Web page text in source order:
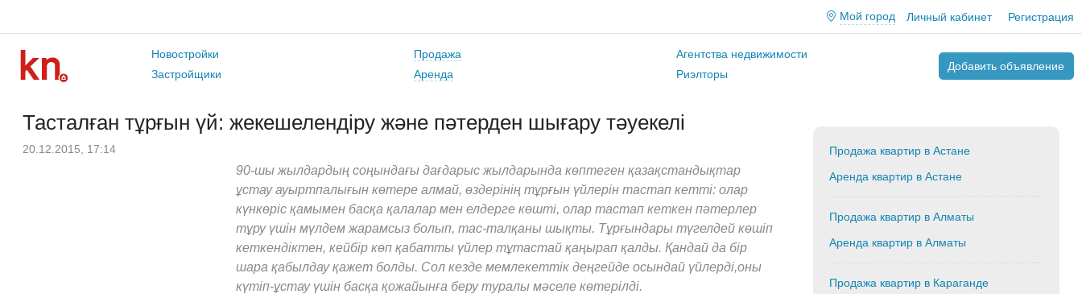
Мой город Личный кабинет Регистрация
Новостройки
Застройщики
Продажа
Аренда
Агентства недвижимости
Риэлторы
Добавить объявление
Тасталған тұрғын үй: жекешелендіру және пәтерден шығару тәуекелі
20.12.2015, 17:14
90-шы жылдардың соңындағы дағдарыс жылдарында көптеген қазақстандықтар
ұстау ауыртпалығын көтере алмай, өздерінің тұрғын үйлерін тастап кетті: олар
күнкөріс қамымен басқа қалалар мен елдерге көшті, олар тастап кеткен пәтерлер
тұру үшін мүлдем жарамсыз болып, тас-талқаны шықты. Тұрғындары түгелдей көшіп
кеткендіктен, кейбір көп қабатты үйлер тұтастай қаңырап қалды. Қандай да бір
шара қабылдау қажет болды. Сол кезде мемлекеттік деңгейде осындай үйлерді,оны
күтіп-ұстау үшін басқа қожайынға беру туралы мәселе көтерілді.
Продажа квартир в Астане
Аренда квартир в Астане
Продажа квартир в Алматы
Аренда квартир в Алматы
Продажа квартир в Караганде